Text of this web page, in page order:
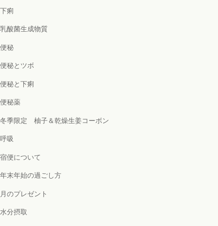
下痢
乳酸菌生成物質
便秘
便秘とツボ
便秘と下痢
便秘薬
冬季限定 柚子＆乾燥生姜コーボン
呼吸
宿便について
年末年始の過ごし方
月のプレゼント
水分摂取